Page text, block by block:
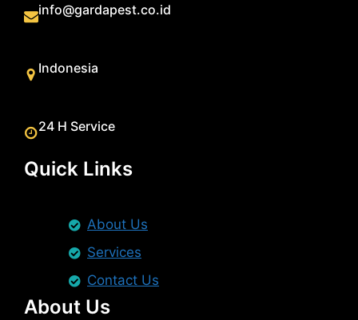
info@gardapest.co.id
Indonesia
24 H Service
Quick Links
About Us
Services
Contact Us
About Us